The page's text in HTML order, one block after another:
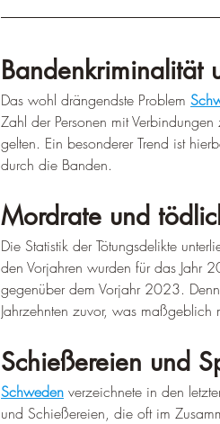
Bandenkriminalität
Das wohl drängendste Problem
Zahl der Personen mit
gelten. Ein besonderer Trend ist
durch die Banden.
Mordrate und
Die Statistik der Tötungsdelikte
den Vorjahren wurden für das Jahr
gegenüber dem Vorjahr 2023.
Jahrzehnten zuvor, was
Schießereien und
Schweden verzeichnete in den
und Schießereien, die oft im